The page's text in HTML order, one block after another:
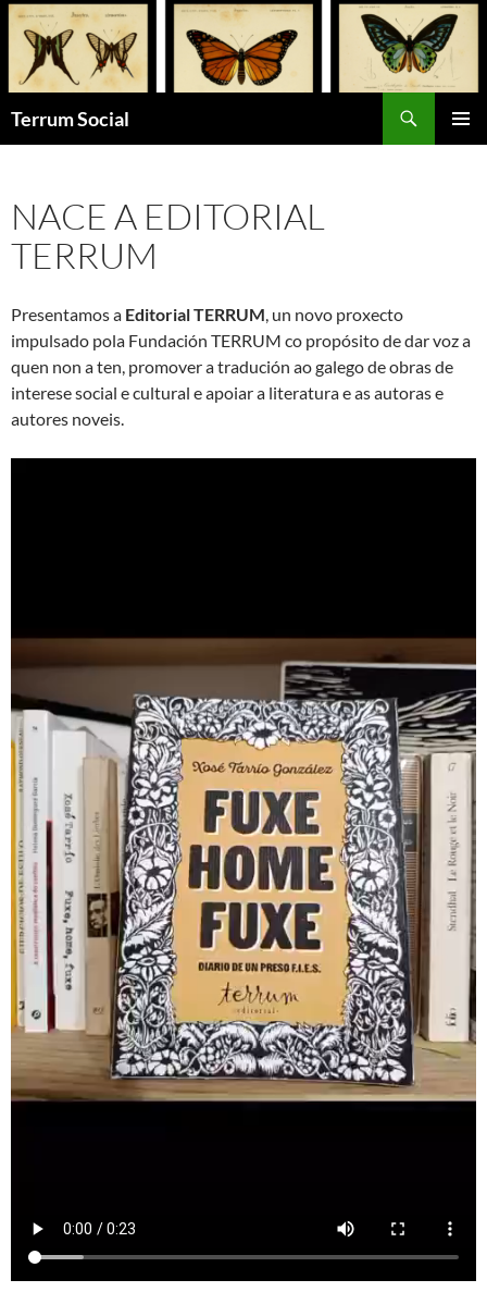
Saltar
contido
Terrum Social
NACE A EDITORIAL
TERRUM
Presentamos a Editorial TERRUM, un novo proxecto
impulsado pola Fundación TERRUM co propósito de dar voz a
quen non a ten, promover a tradución ao galego de obras de
interese social e cultural e apoiar a literatura e as autoras e
autores noveis.